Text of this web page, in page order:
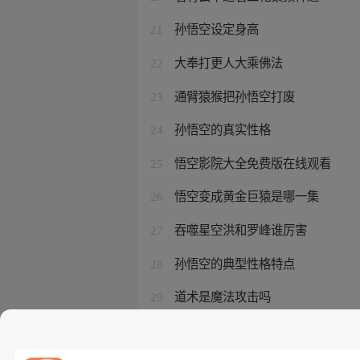
21 孙悟空设定身高
22 大奉打更人大乘佛法
23 通臂猿猴把孙悟空打废
24 孙悟空的真实性格
25 悟空影院大全免费版在线观看
26 悟空变成黄金巨猿是哪一集
27 吞噬星空洪和罗峰谁厉害
28 孙悟空的典型性格特点
29 道术是魔法攻击吗